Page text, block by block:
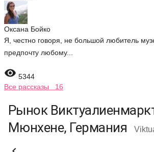
Оксана Бойко
Я, честно говоря, не большой любитель
предпочту любому...
 5344
Все рассказы 16
Рынок
Мюнхене, Германия